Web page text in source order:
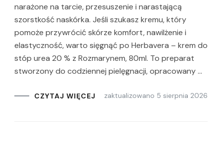
narażone na tarcie, przesuszenie i narastającą
szorstkość naskórka. Jeśli szukasz kremu, który
pomoże przywrócić skórze komfort, nawilżenie i
elastyczność, warto sięgnąć po Herbavera – krem do
stóp urea 20 % z Rozmarynem, 80ml. To preparat
stworzony do codziennej pielęgnacji, opracowany …
CZYTAJ WIĘCEJ zaktualizowano 5 sierpnia 2026